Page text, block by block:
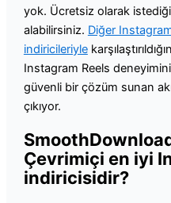
yok. Ücretsiz olarak
alabilirsiniz. Diğer
indiricileriyle
Instagram Reels
güvenli bir çözüm sunan
çıkıyor.
Çevrimiçi en iyi
indiricisidir?